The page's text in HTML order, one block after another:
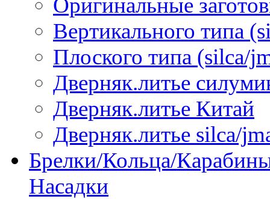
Оригинальные
Вертикального типа
Плоского типа (silca/
Дверняк.литье
Дверняк.литье Китай
Дверняк.литье silca/
Брелки/Кольца/
Насадки